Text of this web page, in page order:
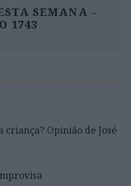
SEMANA –
1743
criança? Opinião de José